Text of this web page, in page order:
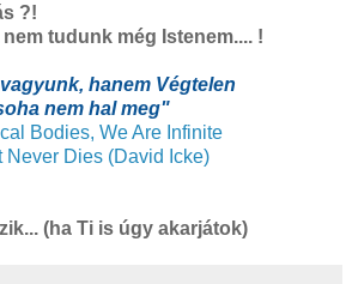
?!
tudunk még Istenem.... !
hanem Végtelen
nem hal meg"
Bodies, We Are Infinite
Dies (David Icke)
(ha Ti is úgy akarjátok)